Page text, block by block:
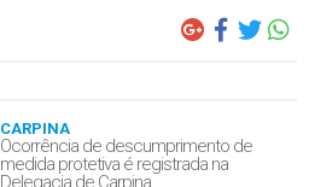
CARPINA
Ocorrência de descumprimento de
medida protetiva é registrada na
Delegacia de Carpina